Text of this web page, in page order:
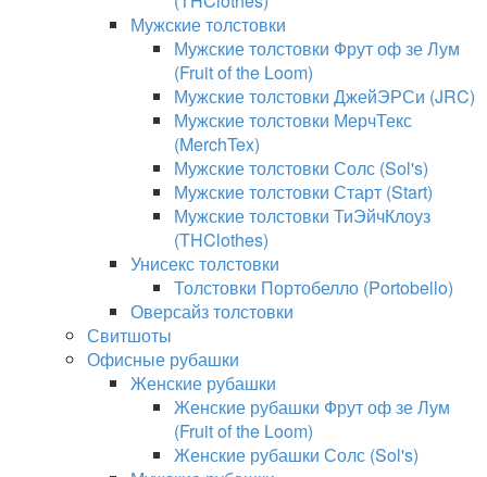
Мужские толстовки
Мужские толстовки Фрут оф зе Лум
(Fruit of the Loom)
Мужские толстовки ДжейЭРСи (JRC)
Мужские толстовки МерчТекс
(MerchTex)
Мужские толстовки Солс (Sol's)
Мужские толстовки Старт (Start)
Мужские толстовки ТиЭйчКлоуз
(THClothes)
Унисекс толстовки
Толстовки Портобелло (Portobello)
Оверсайз толстовки
Свитшоты
Офисные рубашки
Женские рубашки
Женские рубашки Фрут оф зе Лум
(Fruit of the Loom)
Женские рубашки Солс (Sol's)